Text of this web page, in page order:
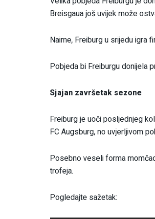
Breisgaua još uvijek može
Naime, Freiburg u srijedu igra
Pobjeda bi Freiburgu donijela
Sjajan završetak sezone
Freiburg je uoči posljednjeg
FC Augsburg, no uvjerljivom
Posebno veseli forma
trofeja.
Pogledajte sažetak: